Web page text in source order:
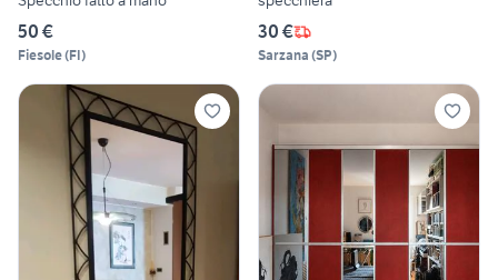
50 €
Fiesole(FI)
30 €
Sarzana (SP)